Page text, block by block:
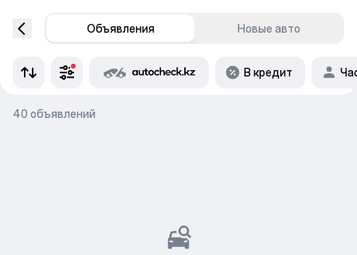
Объявления Новые авто
В кредит
40 объявлений